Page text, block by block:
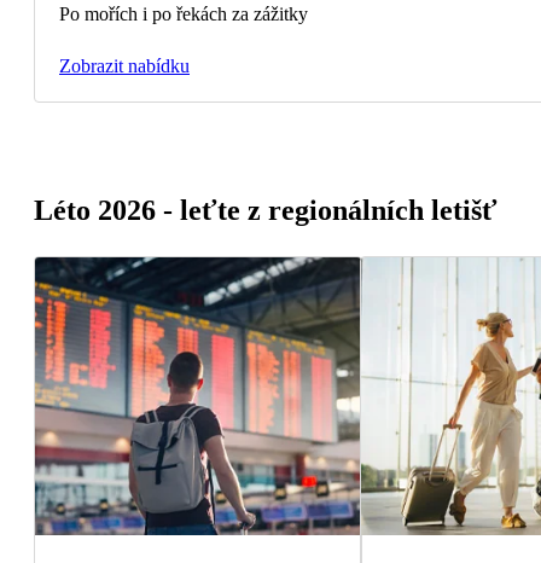
Po mořích i po řekách za zážitky
Zobrazit nabídku
Léto 2026 - leťte z regionálních letišť